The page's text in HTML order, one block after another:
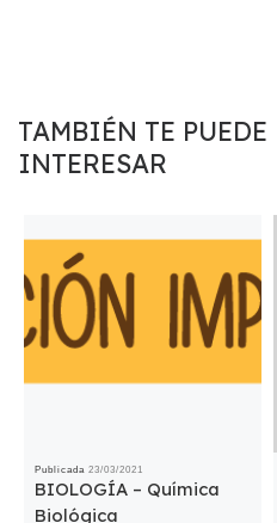
TAMBIÉN TE PUEDE
INTERESAR
Publicada 23/03/2021
BIOLOGÍA – Química
Biológica